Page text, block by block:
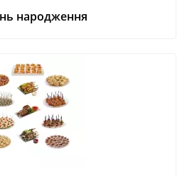
народження